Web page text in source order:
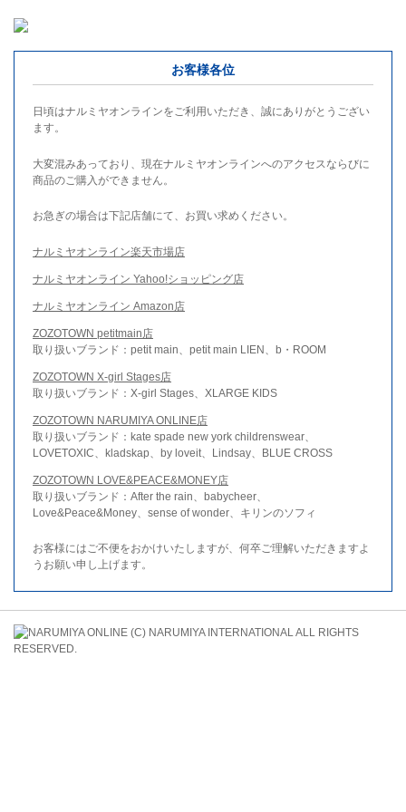
お客様各位
日頃はナルミヤオンラインをご利用いただき、誠にありがとうござい
ます。
大変混みあっており、現在ナルミヤオンラインへのアクセスならびに
商品のご購入ができません。
お急ぎの場合は下記店舗にて、お買い求めください。
ナルミヤオンライン楽天市場店
ナルミヤオンライン Yahoo!ショッピング店
ナルミヤオンライン Amazon店
ZOZOTOWN petitmain店
取り扱いブランド：petit main、petit main LIEN、b・ROOM
ZOZOTOWN X-girl Stages店
取り扱いブランド：X-girl Stages、XLARGE KIDS
ZOZOTOWN NARUMIYA ONLINE店
取り扱いブランド：kate spade new york childrenswear、
LOVETOXIC、kladskap、by loveit、Lindsay、BLUE CROSS
ZOZOTOWN LOVE&PEACE&MONEY店
取り扱いブランド：After the rain、babycheer、
Love&Peace&Money、sense of wonder、キリンのソフィ
お客様にはご不便をおかけいたしますが、何卒ご理解いただきますよ
うお願い申し上げます。